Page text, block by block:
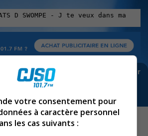
sur Facebook. Pour ne rien manquer
région, abonne-toi à notre infolettre :
votre consentement pour
à caractère personnel
les cas suivants :